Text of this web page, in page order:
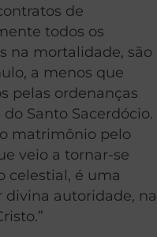
de
todos os
na mortalidade, são
a menos que
pelas ordenanças
Santo Sacerdócio.
matrimônio pelo
veio a tornar-se
celestial, é uma
divina autoridade, na